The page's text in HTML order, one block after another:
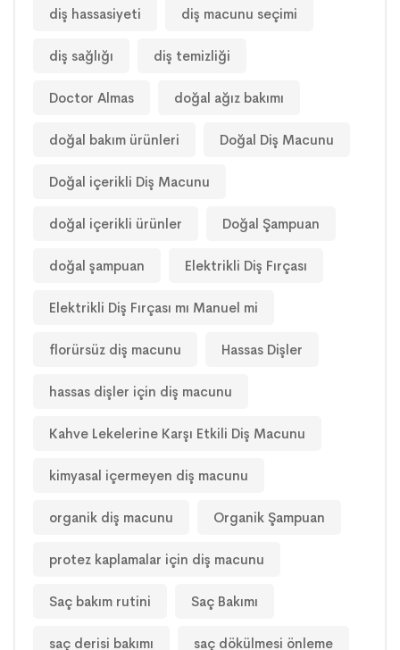
diş hassasiyeti diş macunu seçimi
diş sağlığı diş temizliği
Doctor Almas doğal ağız bakımı
doğal bakım ürünleri Doğal Diş Macunu
Doğal içerikli Diş Macunu
doğal içerikli ürünler Doğal Şampuan
doğal şampuan Elektrikli Diş Fırçası
Elektrikli Diş Fırçası mı Manuel mi
florürsüz diş macunu Hassas Dişler
hassas dişler için diş macunu
Kahve Lekelerine Karşı Etkili Diş Macunu
kimyasal içermeyen diş macunu
organik diş macunu Organik Şampuan
protez kaplamalar için diş macunu
Saç bakım rutini Saç Bakımı
saç derisi bakımı saç dökülmesi önleme